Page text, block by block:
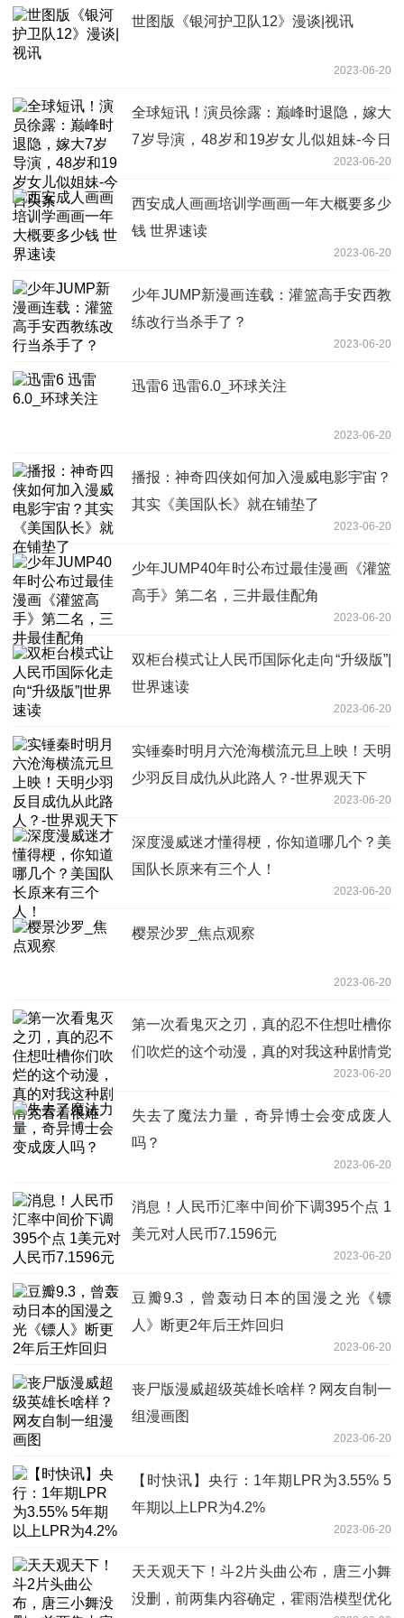
世图版《银河护卫队12》漫谈|视讯
2023-06-20
全球短讯！演员徐露：巅峰时退隐，嫁大
7岁导演，48岁和19岁女儿似姐妹-今日
2023-06-20
西安成人画画培训学画画一年大概要多少
钱 世界速读
2023-06-20
少年JUMP新漫画连载：灌篮高手安西教
练改行当杀手了？
2023-06-20
迅雷6 迅雷6.0_环球关注
2023-06-20
播报：神奇四侠如何加入漫威电影宇宙？
其实《美国队长》就在铺垫了
2023-06-20
少年JUMP40年时公布过最佳漫画《灌篮
高手》第二名，三井最佳配角
2023-06-20
双柜台模式让人民币国际化走向“升级版”|
世界速读
2023-06-20
实锤秦时明月六沧海横流元旦上映！天明
少羽反目成仇从此路人？-世界观天下
2023-06-20
深度漫威迷才懂得梗，你知道哪几个？美
国队长原来有三个人！
2023-06-20
樱景沙罗_焦点观察
2023-06-20
第一次看鬼灭之刃，真的忍不住想吐槽你
们吹烂的这个动漫，真的对我这种剧情党
2023-06-20
失去了魔法力量，奇异博士会变成废人
吗？
2023-06-20
消息！人民币汇率中间价下调395个点 1
美元对人民币7.1596元
2023-06-20
豆瓣9.3，曾轰动日本的国漫之光《镖
人》断更2年后王炸回归
2023-06-20
丧尸版漫威超级英雄长啥样？网友自制一
组漫画图
2023-06-20
【时快讯】央行：1年期LPR为3.55% 5
年期以上LPR为4.2%
2023-06-20
天天观天下！斗2片头曲公布，唐三小舞
没删，前两集内容确定，霍雨浩模型优化